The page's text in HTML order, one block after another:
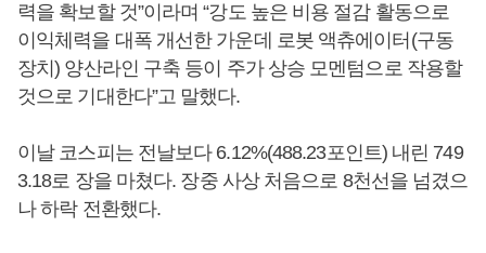
력을 확보할 것”이라며 “강도 높은 비용 절감 활동으로
이익체력을 대폭 개선한 가운데 로봇 액츄에이터(구동
장치) 양산라인 구축 등이 주가 상승 모멘텀으로 작용할
것으로 기대한다”고 말했다.
이날 코스피는 전날보다 6.12%(488.23포인트) 내린 749
3.18로 장을 마쳤다. 장중 사상 처음으로 8천선을 넘겼으
나 하락 전환했다.